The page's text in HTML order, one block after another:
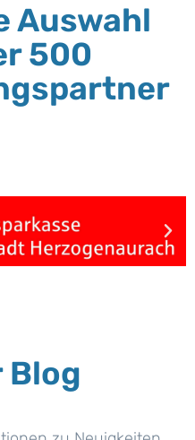
Auswahl
500
Blog